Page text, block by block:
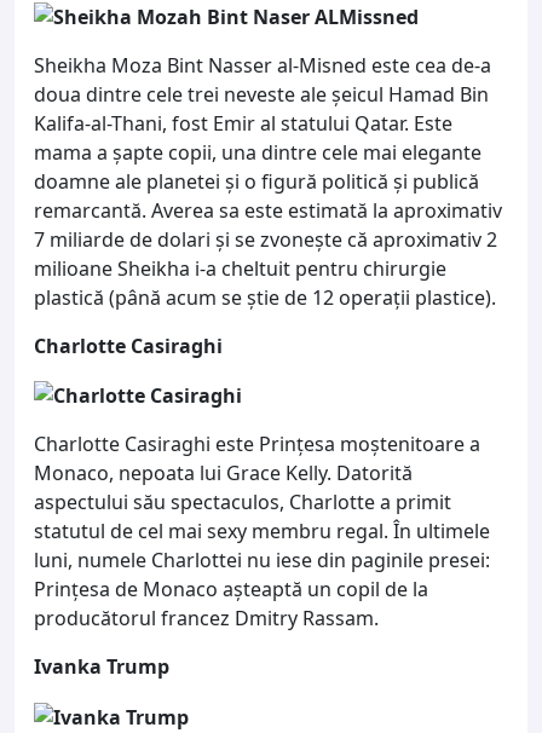
Sheikha Moza Bint Nasser al-Misned este cea de-a
doua dintre cele trei neveste ale șeicul Hamad Bin
Kalifa-al-Thani, fost Emir al statului Qatar. Este
mama a șapte copii, una dintre cele mai elegante
doamne ale planetei și o figură politică și publică
remarcantă. Averea sa este estimată la aproximativ
7 miliarde de dolari și se zvonește că aproximativ 2
milioane Sheikha i-a cheltuit pentru chirurgie
plastică (până acum se știe de 12 operații plastice).
Charlotte Casiraghi
Charlotte Casiraghi este Prințesa moștenitoare a
Monaco, nepoata lui Grace Kelly. Datorită
aspectului său spectaculos, Charlotte a primit
statutul de cel mai sexy membru regal. În ultimele
luni, numele Charlottei nu iese din paginile presei:
Prințesa de Monaco așteaptă un copil de la
producătorul francez Dmitry Rassam.
Ivanka Trump